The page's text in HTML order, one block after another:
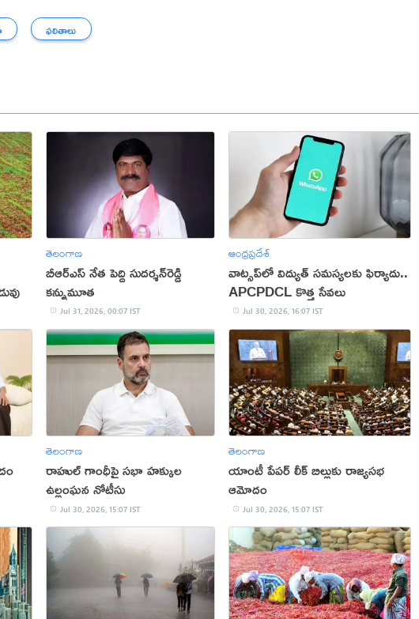
ఫలితాలు
తెలంగాణ
బీఆర్‌ఎస్ నేత పెద్ది సుదర్శన్‌రెడ్డి
కన్నుమూత
Jul 31, 2026, 00:07 IST
ఆంధ్రప్రదేశ్
వాట్సప్‌లో విద్యుత్ సమస్యలకు ఫిర్యాదు..
APCPDCL కొత్త సేవలు
Jul 30, 2026, 16:07 IST
తెలంగాణ
రాహుల్ గాంధీపై సభా హక్కుల
ఉల్లంఘన నోటీసు
Jul 30, 2026, 15:07 IST
తెలంగాణ
యాంటీ పేపర్ లీక్ బిల్లుకు రాజ్యసభ
ఆమోదం
Jul 30, 2026, 15:07 IST